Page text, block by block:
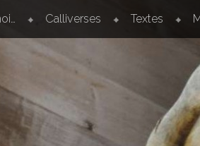
Calliverses Textes